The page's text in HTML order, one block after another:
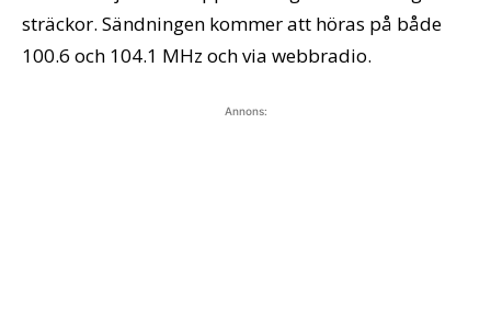
sträckor. Sändningen kommer att höras på både
100.6 och 104.1 MHz och via webbradio.
Annons: